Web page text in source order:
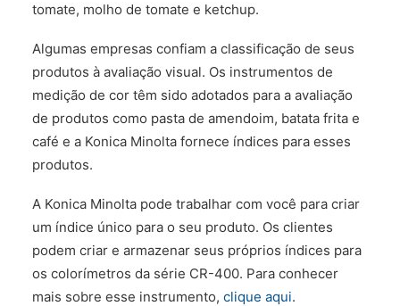
tomate, molho de tomate e ketchup.
Algumas empresas confiam a classificação de seus
produtos à avaliação visual. Os instrumentos de
medição de cor têm sido adotados para a avaliação
de produtos como pasta de amendoim, batata frita e
café e a Konica Minolta fornece índices para esses
produtos.
A Konica Minolta pode trabalhar com você para criar
um índice único para o seu produto. Os clientes
podem criar e armazenar seus próprios índices para
os colorímetros da série CR-400. Para conhecer
mais sobre esse instrumento, clique aqui.